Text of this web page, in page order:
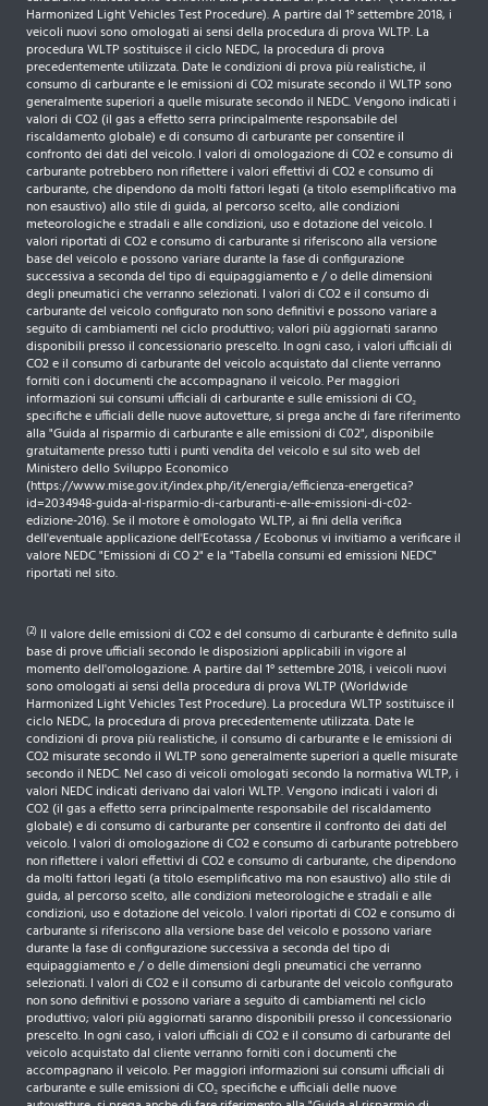
Harmonized Light Vehicles Test Procedure). A partire dal 1° settembre 2018, i
veicoli nuovi sono omologati ai sensi della procedura di prova WLTP. La
procedura WLTP sostituisce il ciclo NEDC, la procedura di prova
precedentemente utilizzata. Date le condizioni di prova più realistiche, il
consumo di carburante e le emissioni di CO2 misurate secondo il WLTP sono
generalmente superiori a quelle misurate secondo il NEDC. Vengono indicati i
valori di CO2 (il gas a effetto serra principalmente responsabile del
riscaldamento globale) e di consumo di carburante per consentire il
confronto dei dati del veicolo. I valori di omologazione di CO2 e consumo di
carburante potrebbero non riflettere i valori effettivi di CO2 e consumo di
carburante, che dipendono da molti fattori legati (a titolo esemplificativo ma
non esaustivo) allo stile di guida, al percorso scelto, alle condizioni
meteorologiche e stradali e alle condizioni, uso e dotazione del veicolo. I
valori riportati di CO2 e consumo di carburante si riferiscono alla versione
base del veicolo e possono variare durante la fase di configurazione
successiva a seconda del tipo di equipaggiamento e / o delle dimensioni
degli pneumatici che verranno selezionati. I valori di CO2 e il consumo di
carburante del veicolo configurato non sono definitivi e possono variare a
seguito di cambiamenti nel ciclo produttivo; valori più aggiornati saranno
disponibili presso il concessionario prescelto. In ogni caso, i valori ufficiali di
CO2 e il consumo di carburante del veicolo acquistato dal cliente verranno
forniti con i documenti che accompagnano il veicolo. Per maggiori
informazioni sui consumi ufficiali di carburante e sulle emissioni di CO₂
specifiche e ufficiali delle nuove autovetture, si prega anche di fare riferimento
alla "Guida al risparmio di carburante e alle emissioni di C02", disponibile
gratuitamente presso tutti i punti vendita del veicolo e sul sito web del
Ministero dello Sviluppo Economico
(https://www.mise.gov.it/index.php/it/energia/efficienza-energetica?
id=2034948-guida-al-risparmio-di-carburanti-e-alle-emissioni-di-c02-
edizione-2016). Se il motore è omologato WLTP, ai fini della verifica
dell'eventuale applicazione dell'Ecotassa / Ecobonus vi invitiamo a verificare il
valore NEDC "Emissioni di CO 2" e la "Tabella consumi ed emissioni NEDC"
riportati nel sito.
(2) Il valore delle emissioni di CO2 e del consumo di carburante è definito sulla
base di prove ufficiali secondo le disposizioni applicabili in vigore al
momento dell'omologazione. A partire dal 1° settembre 2018, i veicoli nuovi
sono omologati ai sensi della procedura di prova WLTP (Worldwide
Harmonized Light Vehicles Test Procedure). La procedura WLTP sostituisce il
ciclo NEDC, la procedura di prova precedentemente utilizzata. Date le
condizioni di prova più realistiche, il consumo di carburante e le emissioni di
CO2 misurate secondo il WLTP sono generalmente superiori a quelle misurate
secondo il NEDC. Nel caso di veicoli omologati secondo la normativa WLTP, i
valori NEDC indicati derivano dai valori WLTP. Vengono indicati i valori di
CO2 (il gas a effetto serra principalmente responsabile del riscaldamento
globale) e di consumo di carburante per consentire il confronto dei dati del
veicolo. I valori di omologazione di CO2 e consumo di carburante potrebbero
non riflettere i valori effettivi di CO2 e consumo di carburante, che dipendono
da molti fattori legati (a titolo esemplificativo ma non esaustivo) allo stile di
guida, al percorso scelto, alle condizioni meteorologiche e stradali e alle
condizioni, uso e dotazione del veicolo. I valori riportati di CO2 e consumo di
carburante si riferiscono alla versione base del veicolo e possono variare
durante la fase di configurazione successiva a seconda del tipo di
equipaggiamento e / o delle dimensioni degli pneumatici che verranno
selezionati. I valori di CO2 e il consumo di carburante del veicolo configurato
non sono definitivi e possono variare a seguito di cambiamenti nel ciclo
produttivo; valori più aggiornati saranno disponibili presso il concessionario
prescelto. In ogni caso, i valori ufficiali di CO2 e il consumo di carburante del
veicolo acquistato dal cliente verranno forniti con i documenti che
accompagnano il veicolo. Per maggiori informazioni sui consumi ufficiali di
carburante e sulle emissioni di CO₂ specifiche e ufficiali delle nuove